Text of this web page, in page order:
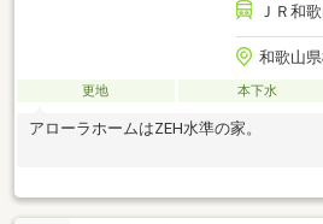
ＪＲ和
和歌山
更地 本下水
アローラホームはZEH水準の家。